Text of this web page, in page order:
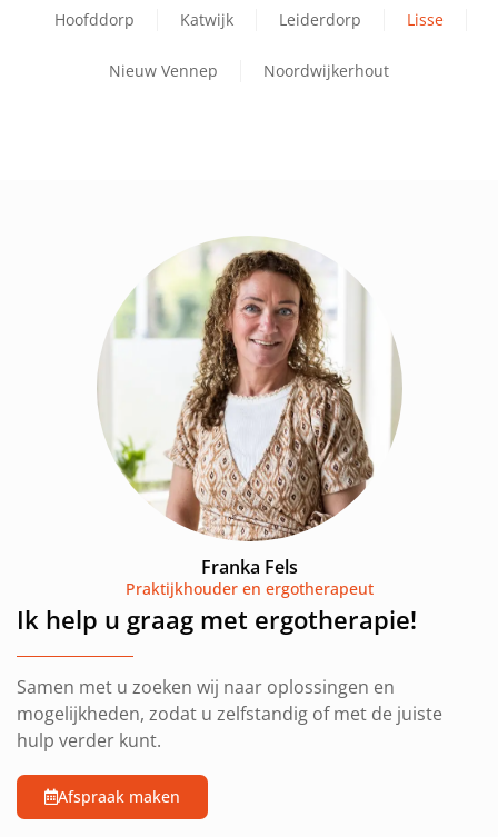
Hoofddorp Katwijk Leiderdorp Lisse
Nieuw Vennep Noordwijkerhout
Franka Fels
Praktijkhouder en ergotherapeut
Ik help u graag met ergotherapie!
Samen met u zoeken wij naar oplossingen en
mogelijkheden, zodat u zelfstandig of met de juiste
hulp verder kunt.
Afspraak maken